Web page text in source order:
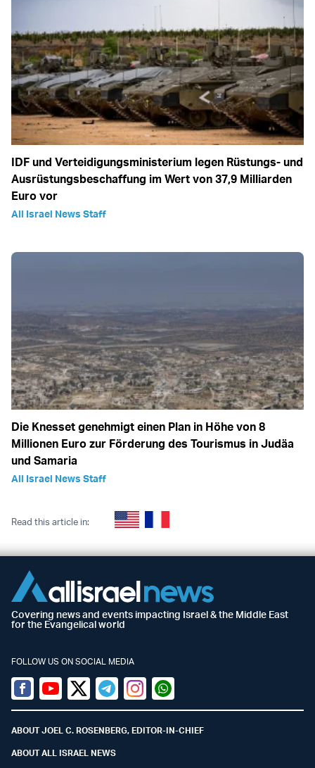
IDF und Verteidigungsministerium legen Rüstungs- und
Ausrüstungsbeschaffung im Wert von 37,9 Milliarden
Euro vor
All Israel News Staff
Die Knesset genehmigt einen Plan in Höhe von 8
Millionen Euro zur Förderung des Tourismus in Judäa
und Samaria
All Israel News Staff
Read this article in:
Covering news and events impacting Israel & the Middle East
for the Evangelical world
FOLLOW US ON SOCIAL MEDIA
Facebook
YoutubeTwitter (X)
TelegramInstagramWhatsapp
ABOUT JOEL C. ROSENBERG, EDITOR-IN-CHIEF
ABOUT ALL ISRAEL NEWS